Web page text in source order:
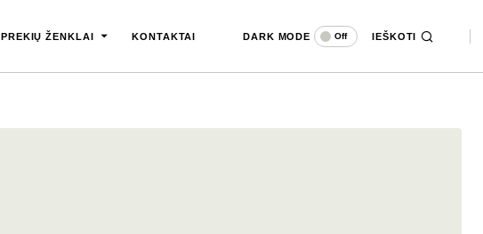
PREKIŲ ŽENKLAI KONTAKTAI DARK MODE Off IEŠKOTI